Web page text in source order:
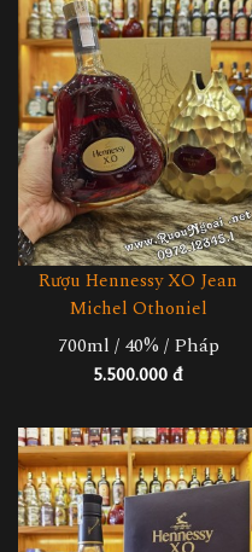
Rượu Hennessy XO Jean
Michel Othoniel
700ml / 40% / Pháp
5.500.000 đ